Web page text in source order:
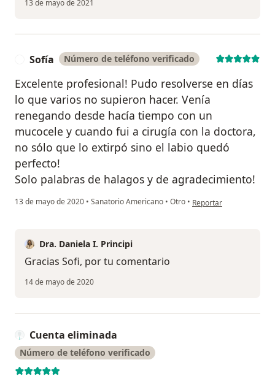
13 de mayo de 2021
Sofía Número de teléfono verificado
Excelente profesional! Pudo resolverse en días
lo que varios no supieron hacer. Venía
renegando desde hacía tiempo con un
mucocele y cuando fui a cirugía con la doctora,
no sólo que lo extirpó sino el labio quedó
perfecto!
Solo palabras de halagos y de agradecimiento!
13 de mayo de 2020 • Sanatorio Americano • Otro • en opinión del usuario
Reportar
Dra. Daniela I. Principi
Gracias Sofi, por tu comentario
14 de mayo de 2020
Cuenta eliminada
Número de teléfono verificado